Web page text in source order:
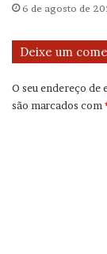
6 de agosto de
Deixe um
O seu endereço de
são marcados com